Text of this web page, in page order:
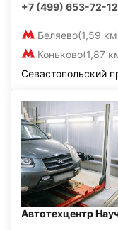
+7 (499) 653-72-12
Беляево(1,59
Коньково(1,87
Севастопольский
Автотехцентр